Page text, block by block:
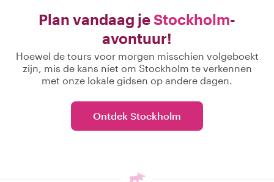
Plan vandaag jeStockholm-
avontuur!
Hoewel de tours voor morgen misschien volgeboekt
zijn, mis de kans niet om Stockholm te verkennen
met onze lokale gidsen op andere dagen.
Ontdek Stockholm